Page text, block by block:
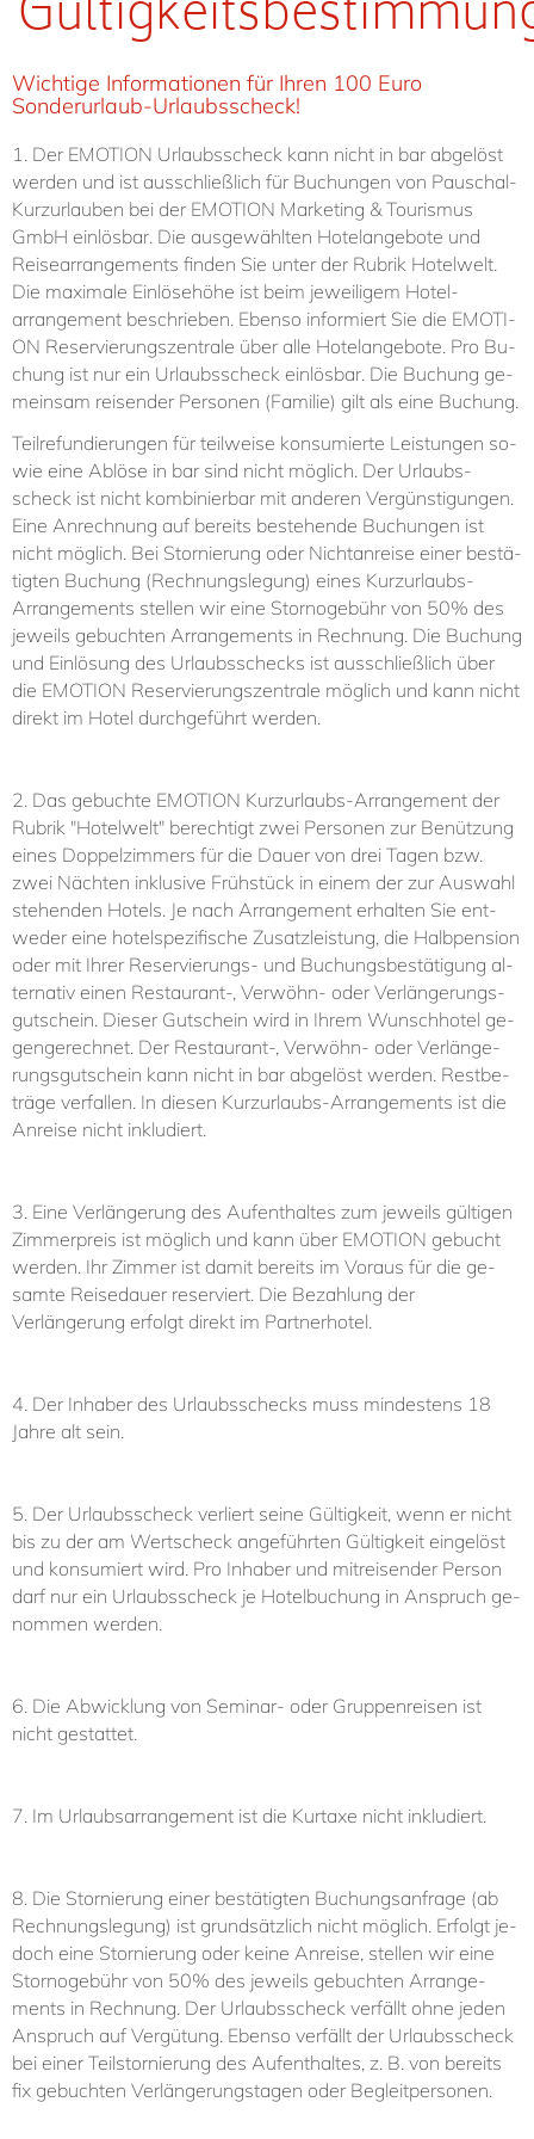
Wichtige Informationen für Ihren 100 Euro
Sonderurlaub-Urlaubsscheck!
1. Der EMO­TI­ON Ur­laubs­scheck kann nicht in bar ab­ge­löst
wer­den und ist aus­schließ­lich für Bu­chun­gen von Pau­schal-​
Kurz­ur­lau­ben bei der EMO­TI­ON Mar­ke­ting & Tou­ris­mus
GmbH ein­lös­bar. Die aus­ge­wähl­ten Ho­tel­an­ge­bo­te und
Reisearrangements fin­den Sie un­ter der Ru­brik Hotelwelt.
Die ma­xi­ma­le Ein­lö­se­hö­he ist beim je­wei­li­gem Ho­tel­
arrangement be­schrie­ben. Eben­so in­for­miert Sie die EMO­TI­
ON Re­ser­vie­rungs­zen­tra­le über al­le Ho­tel­an­ge­bo­te. Pro Bu­
chung ist nur ein Ur­laubs­scheck ein­lös­bar. Die Bu­chung ge­
mein­sam rei­sen­der Per­so­nen (Fa­mi­lie) gilt als ei­ne Bu­chung.
Teil­re­fun­die­run­gen für teil­wei­se kon­su­mier­te Leis­tun­gen so­
wie ei­ne Ab­lö­se in bar sind nicht mög­lich. Der Ur­laubs­
scheck ist nicht kom­bi­nier­bar mit an­de­ren Ver­güns­ti­gun­gen.
Ei­ne An­rech­nung auf be­reits be­ste­hen­de Bu­chun­gen ist
nicht mög­lich. Bei Stor­nie­rung oder Nichtan­rei­se ei­ner be­stä­
tig­ten Bu­chung (Rechnungslegung) ei­nes Kurzurlaubs-
Arrangements stel­len wir ei­ne Stor­no­ge­bühr von 50% des
je­weils ge­buch­ten Ar­ran­ge­ments in Rech­nung. Die Bu­chung
und Ein­lö­sung des Ur­laubs­schecks ist aus­schließ­lich über
die EMO­TI­ON Re­ser­vie­rungs­zen­tra­le mög­lich und kann nicht
di­rekt im Ho­tel durch­ge­führt wer­den.
2. Das ge­buch­te EMO­TI­ON Kurz­ur­laubs-​Ar­ran­ge­ment der
Rubrik "Hotelwelt" be­rech­tigt zwei Per­so­nen zur Be­nüt­zung
ei­nes Dop­pel­zim­mers für die Dau­er von drei Ta­gen bzw.
zwei Näch­ten in­klu­si­ve Früh­stück in ei­nem der zur Aus­wahl
ste­hen­den Ho­tels. Je nach Ar­ran­ge­ment er­hal­ten Sie ent­
we­der eine hotelspezifische Zusatzleistung, die Halb­pen­si­on
oder mit Ih­rer Re­ser­vie­rungs-​ und Bu­chungs­be­stä­ti­gung al­
ter­na­tiv ei­nen Re­stau­rant-​, Ver­wöhn-​ oder Ver­län­ge­rungs­
gut­schein. Die­ser Gut­schein wird in Ih­rem Wunsch­ho­tel ge­
gen­ge­rech­net. Der Re­stau­rant-​, Ver­wöhn-​ oder Ver­län­ge­
rungs­gut­schein kann nicht in bar ab­ge­löst wer­den. Rest­be­
trä­ge ver­fal­len. In diesen Kurzurlaubs-Ar­ran­ge­ments ist die
An­rei­se nicht in­klu­diert.
3. Ei­ne Ver­län­ge­rung des Auf­ent­hal­tes zum je­weils gül­ti­gen
Zim­mer­preis ist mög­lich und kann über EMO­TI­ON ge­bucht
wer­den. Ihr Zim­mer ist da­mit be­reits im Voraus für die ge­
sam­te Rei­se­dau­er re­ser­viert. Die Be­zah­lung der
Verlängerung er­folgt di­rekt im Part­ner­ho­tel.
4. Der In­ha­ber des Ur­laubs­schecks muss min­des­tens 18
Jah­re alt sein.
5. Der Ur­laubs­scheck ver­liert sei­ne Gül­tig­keit, wenn er nicht
bis zu der am Wert­scheck an­ge­führ­ten Gül­tig­keit ein­ge­löst
und kon­su­miert wird. Pro In­ha­ber und mit­rei­sen­der Per­son
darf nur ein Ur­laubs­scheck je Ho­tel­bu­chung in An­spruch ge­
nom­men wer­den.
6. Die Ab­wick­lung von Se­mi­nar-​ oder Grup­pen­rei­sen ist
nicht ge­stat­tet.
7. Im Ur­laubs­ar­ran­ge­ment ist die Kur­ta­xe nicht in­klu­diert.
8. Die Stor­nie­rung ei­ner be­stä­tig­ten Bu­chungsanfrage (ab
Rechnungslegung) ist grund­sätz­lich nicht mög­lich. Er­folgt je­
doch ei­ne Stor­nie­rung oder kei­ne An­rei­se, stel­len wir ei­ne
Stor­no­ge­bühr von 50% des je­weils ge­buch­ten Ar­ran­ge­
ments in Rech­nung. Der Ur­laubs­scheck ver­fällt oh­ne je­den
An­spruch auf Ver­gü­tung. Eben­so ver­fällt der Ur­laubs­scheck
bei ei­ner Teil­s­tor­nie­rung des Auf­ent­hal­tes, z. B. von be­reits
fix ge­buch­ten Ver­län­ge­rungs­ta­gen oder Be­gleit­per­so­nen.